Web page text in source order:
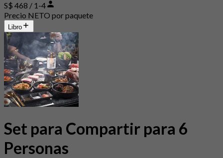
S$ 468 / 1-4
Precio NETO por paquete
Libro
Set para Compartir para 6
Personas